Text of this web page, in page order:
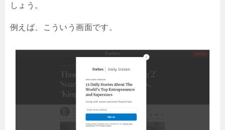
しょう。
例えば、こういう画面です。